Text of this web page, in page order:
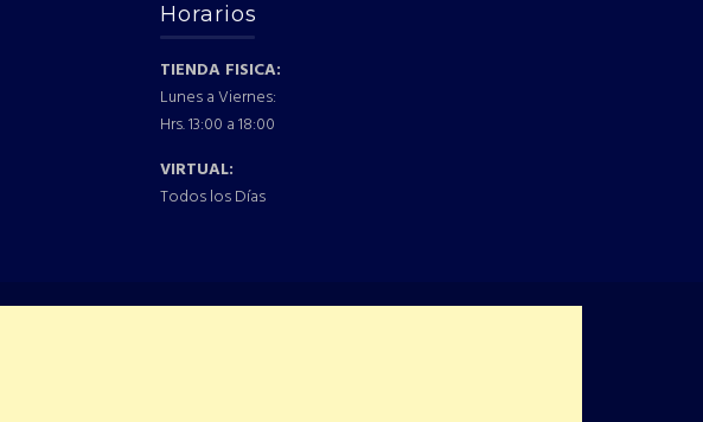
Horarios
TIENDA FISICA:
Lunes a Viernes:
Hrs. 13:00 a 18:00
VIRTUAL:
Todos los Días